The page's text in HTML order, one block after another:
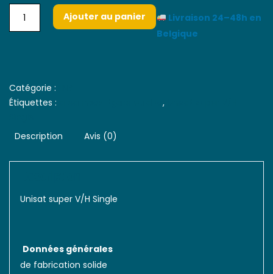
Ajouter au panier
Livraison 24–48h en
Belgique
Catégorie :
Étiquettes :
,
Description
Avis (0)
Unisat super V/H Single
Données générales
de fabrication solide